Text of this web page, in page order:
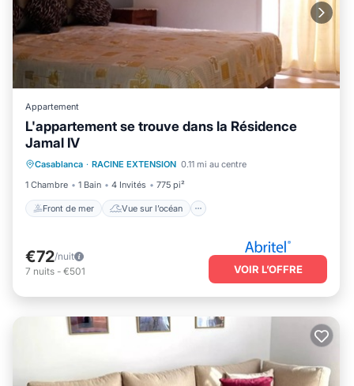
Appartement
L'appartement se trouve dans la Résidence
Jamal IV
Casablanca · RACINE EXTENSION 0.11 mi au centre
1 Chambre
1 Bain 4 Invités 775 pi²
Front de mer Vue sur l’océan
Balcon/Terrasse
Vue
€72/nuit
7 nuits - €501 VOIR L’OFFRE